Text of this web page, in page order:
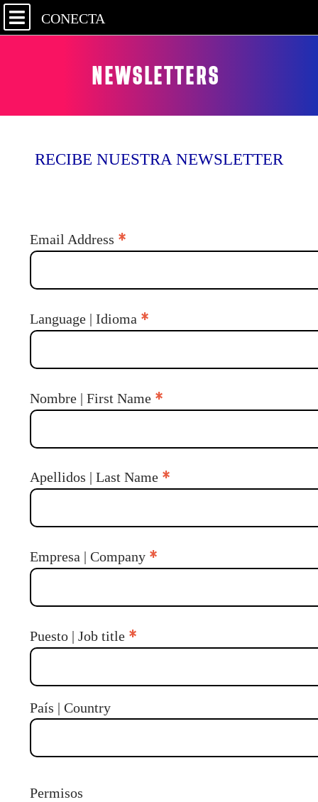
CONECTA
NEWSLETTERS
RECIBE NUESTRA NEWSLETTER
Email Address *
Language | Idioma *
Nombre | First Name *
Apellidos | Last Name *
Empresa | Company *
Puesto | Job title *
País | Country
Permisos